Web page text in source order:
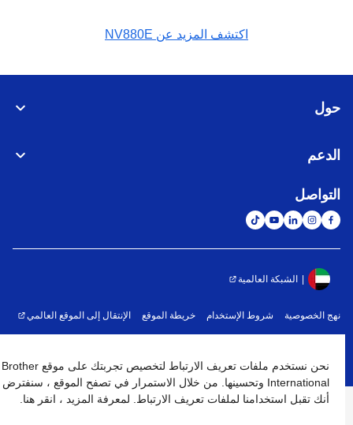
اكتشف المزيد عن NV880E
حول
الدعم
التواصل
الشبكة العالمية
نهج الخصوصية شروط الإستخدام خريطة الموقع الإنتقال إلى الموقع العالمي
2026
©
نحن نستخدم ملفات تعريف الارتباط لتخصيص تجربتك على موقع Brother
International وتحسينها. من خلال الاستمرار في تصفح الموقع ، سنفترض
أنك تقبل استخدامنا لملفات تعريف الارتباط. لمعرفة المزيد ، انقر هنا.